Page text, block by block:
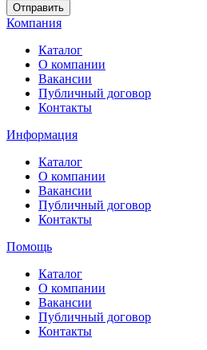
Отправить
Компания
Каталог
О компании
Вакансии
Публичный договор
Контакты
Информация
Каталог
О компании
Вакансии
Публичный договор
Контакты
Помощь
Каталог
О компании
Вакансии
Публичный договор
Контакты